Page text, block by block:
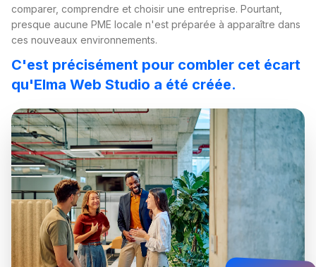
comparer, comprendre et choisir une entreprise. Pourtant,
presque aucune PME locale n'est préparée à apparaître dans
ces nouveaux environnements.
C'est précisément pour combler cet écart
qu'Elma Web Studio a été créée.